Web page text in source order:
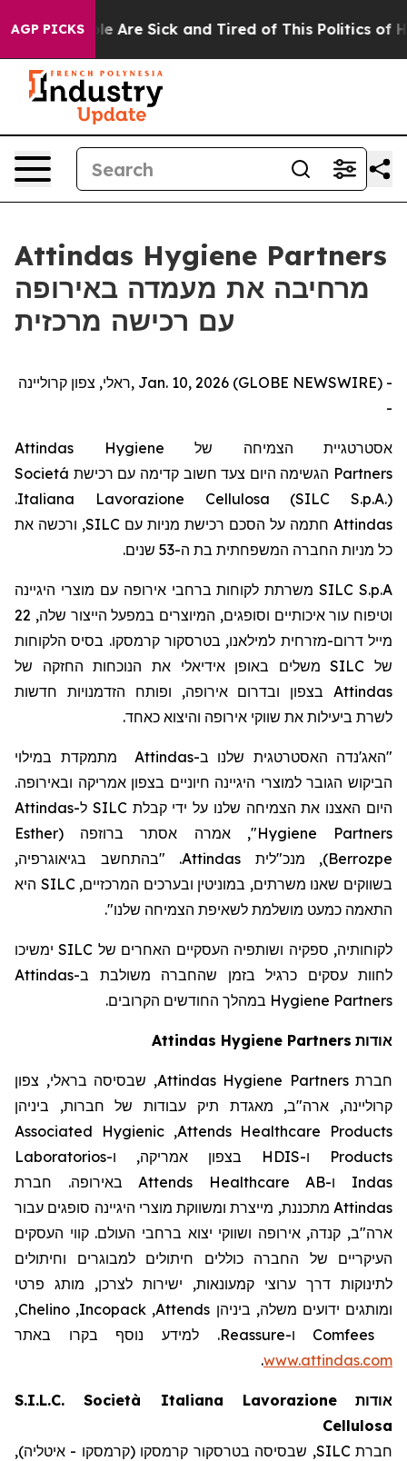
AGP PICKS
“People Are Sick and Tired of This Politics of
Attindas Hygiene Partners
מרחיבה את מעמדה באירופה
עם רכישה מרכזית
ראלי, צפון קרוליינה, Jan. 10, 2026 (GLOBE NEWSWIRE) -
-
אסטרטגיית הצמיחה של Attindas Hygiene
Partners הגשימה היום צעד חשוב קדימה עם רכישת Societá
Italiana Lavorazione Cellulosa (SILC S.p.A.)
.
Attindas חתמה על הסכם רכישת מניות עם SILC, ורכשה את
כל מניות החברה המשפחתית בת ה-53
שנים.
SILC S.p.Aמשרתת לקוחות ברחבי אירופה עם מוצרי היגיינה
וטיפוח עור איכותיים וסופגים, המיוצרים במפעל הייצור שלה, 22
מיילדרום-מזרחית למילאנו, בטרסקור קרמסקו. בסיס הלקוחות
של SILCמשלים באופן אידיאלי את הנוכחות החזקה של
Attindas
בצפון ובדרום אירופה, ופותח הזדמנויות חדשות
לשרת ביעילות את שווקי אירופה והיצוא כאחד.
"האג'נדה האסטרטגית שלנו ב-Attindas
מתמקדת במילוי
הביקוש הגובר למוצרי היגיינה חיוניים בצפון אמריקה ובאירופה.
היום האצנו את הצמיחה שלנו על ידי קבלתSILC ל-Attindas
Hygiene Partners", אמרה אסתר ברוזפה (
Esther
Berrozpe
), מנכ"לית Attindas. "בהתחשב בגיאוגרפיה,
בשווקים שאנו משרתים, במוניטין ובערכים המרכזיים,SILC היא
התאמה כמעט מושלמת לשאיפת הצמיחה שלנו".
לקוחותיה, ספקיה ושותפיה העסקיים האחרים של SILCימשיכו
לחוות עסקים כרגיל בזמן שהחברה משולבת ב-Attindas
Hygiene Partners במהלך החודשים הקרובים.
אודות Attindas Hygiene Partners
חברתAttindas Hygiene Partners, שבסיסה בראלי, צפון
קרוליינה, ארה"ב, מאגדת תיק עבודות של חברות, ביניהן
Attends Healthcare Products
,
Associated Hygienic
Products
ו-HDIS בצפון אמריקה, ו-Laboratorios
Indas ו-Attends Healthcare ABבאירופה. חברת
Attindas מתכננת, מייצרת ומשווקת מוצרי היגיינה סופגים עבור
ארה"ב, קנדה, אירופה ושווקי יצוא ברחבי העולם. קווי העסקים
העיקריים של החברה כוללים חיתולים למבוגרים וחיתולים
לתינוקות דרך ערוצי קמעונאות, ישירות לצרכן, מותג פרטי
ומותגים ידועים משלה, ביניהן Attends
,
Incopack
,
Chelino
,
Comfees
ו-Reassure. למידע נוסף בקרו באתר
www.attindas.com
.
אודות
S.I.L.C. Società Italiana Lavorazione
Cellulosa
חברת SILC, שבסיסה בטרסקור קרמסקו (קרמסקו - איטליה),